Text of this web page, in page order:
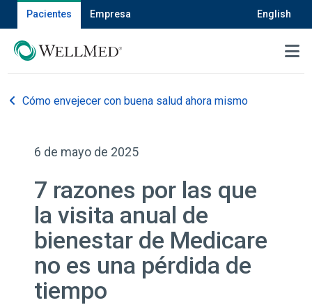
Pacientes Empresa English
MENU
Cómo envejecer con buena salud ahora mismo
6 de mayo de 2025
7 razones por las que
la visita anual de
bienestar de Medicare
no es una pérdida de
tiempo